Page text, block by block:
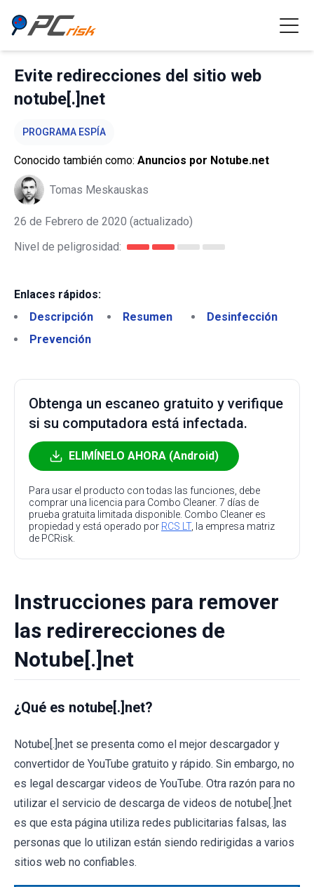
Evite redirecciones del sitio web
notube[.]net
PROGRAMA ESPÍA
Conocido también como: Anuncios por Notube.net
Tomas Meskauskas
26 de Febrero de 2020 (actualizado)
Nivel de peligrosidad:
Enlaces rápidos:
Descripción
Resumen
Desinfección
Prevención
Obtenga un escaneo gratuito y verifique
si su computadora está infectada.
ELIMÍNELO AHORA (Android)
Para usar el producto con todas las funciones, debe
comprar una licencia para Combo Cleaner. 7 días de
prueba gratuita limitada disponible. Combo Cleaner es
propiedad y está operado por RCS LT, la empresa matriz
de PCRisk.
Instrucciones para remover
las redirerecciones de
Notube[.]net
¿Qué es notube[.]net?
Notube[.]net se presenta como el mejor descargador y
convertidor de YouTube gratuito y rápido. Sin embargo, no
es legal descargar videos de YouTube. Otra razón para no
utilizar el servicio de descarga de videos de notube[.]net
es que esta página utiliza redes publicitarias falsas, las
personas que lo utilizan están siendo redirigidas a varios
sitios web no confiables.